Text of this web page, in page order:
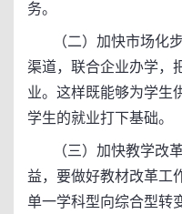
务。
（二）加快市场化步
渠道，联合企业办学，
业。这样既能够为学生
学生的就业打下基础。
（三）加快教学改革
益，要做好教材改革工
单一学科型向综合型转